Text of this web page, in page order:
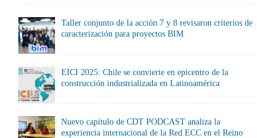
Taller conjunto de la acción 7 y 8 revisaron criterios de
caracterización para proyectos BIM
EICI 2025: Chile se convierte en epicentro de la
construcción industrializada en Latinoamérica
Nuevo capítulo de CDT PODCAST analiza la
experiencia internacional de la Red ECC en el Reino